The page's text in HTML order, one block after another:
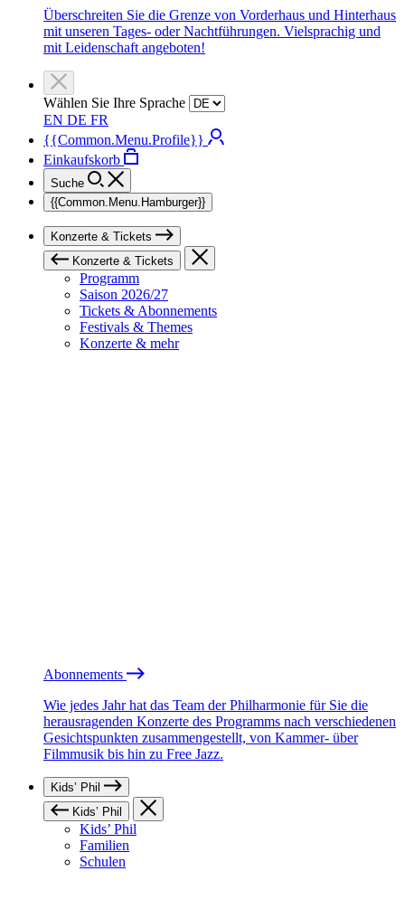
Überschreiten Sie die Grenze von Vorderhaus und Hinterhaus
mit unseren Tages- oder Nachtführungen. Vielsprachig und
mit Leidenschaft angeboten!
Wählen Sie Ihre Sprache
EN DE FR
{{Common.Menu.Profile}}
Einkaufskorb
Suche
{{Common.Menu.Hamburger}}
Konzerte & Tickets
Konzerte & Tickets
Programm
Saison 2026/27
Tickets & Abonnements
Festivals & Themes
Konzerte & mehr
Abonnements
Wie jedes Jahr hat das Team der Philharmonie für Sie die
herausragenden Konzerte des Programms nach verschiedenen
Gesichtspunkten zusammengestellt, von Kammer- über
Filmmusik bis hin zu Free Jazz.
Kids’ Phil
Kids’ Phil
Kids’ Phil
Familien
Schulen